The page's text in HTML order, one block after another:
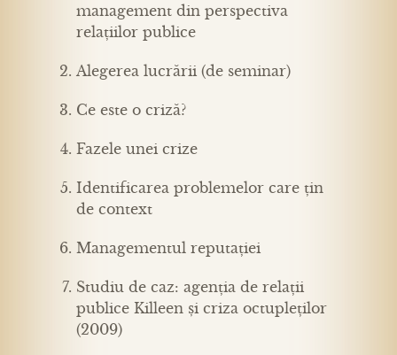
management din perspectiva
relațiilor publice
Alegerea lucrării (de seminar)
Ce este o criză?
Fazele unei crize
Identificarea problemelor care țin
de context
Managementul reputației
Studiu de caz: agenția de relații
publice Killeen și criza octupleților
(2009)